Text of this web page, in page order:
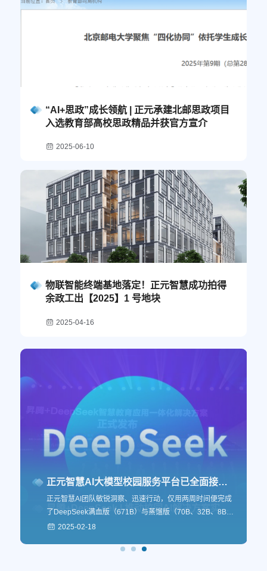
传承与发展 | 正元智慧召开董事会换届选举
2025-03-28
昇腾+DeepSeek | 推动校园AI解决方案实力迈向新高度
2025-03-24
正元智慧AI大模型校园服务平台已全面接入DeepSeek
正元智慧AI团队敏锐洞察、迅速行动，仅用两周时间便完成
了DeepSeek满血版（671B）与蒸馏版（70B、32B、8B、
7B、1.5B）等不同参数版本的接入，同时高效地完成了本地
景灵活选择和部署最适合的版本。
2025-02-18
“AI+思政”成长领航 | 正元承建北邮思政项目
入选教育部高校思政精品并获官方宣介
2025-06-10
物联智能终端基地落定！正元智慧成功拍得
余政工出【2025】1 号地块
2025-04-16